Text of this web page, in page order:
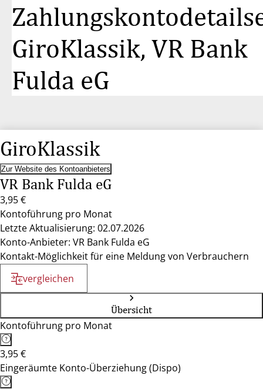
auf
100
GiroKlassik, VR Bank
Fulda eG
GiroKlassik
Zur Website des Kontoanbieters
VR Bank Fulda eG
3,95 €
Kontoführung pro Monat
Letzte Aktualisierung: 02.07.2026
Konto-Anbieter: VR Bank Fulda eG
Kontakt-Möglichkeit für eine Meldung von Verbrauchern
vergleichen
Übersicht
Kontoführung pro Monat
3,95 €
Eingeräumte Konto-Überziehung (Dispo)